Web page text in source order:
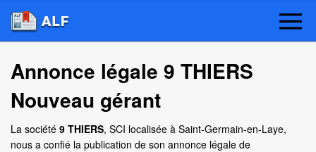
Annonce légale 9 THIERS
Nouveau gérant
La société 9 THIERS, SCI localisée à Saint-Germain-en-Laye,
nous a confié la publication de son annonce légale de